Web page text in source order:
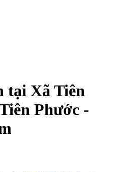
tại Xã Tiên
Phước -